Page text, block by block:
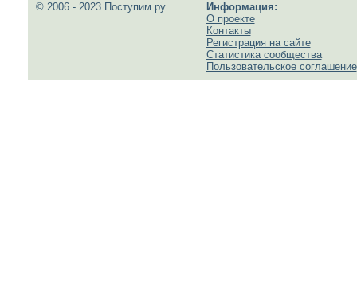
© 2006 - 2023 Поступим.ру
Информация:
О проекте
Контакты
Регистрация на сайте
Статистика сообщества
Пользовательское соглашение